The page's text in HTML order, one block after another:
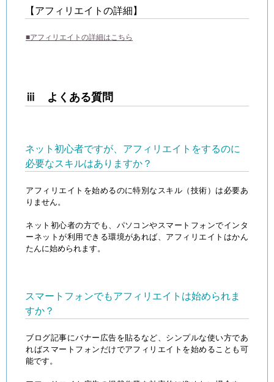
【アフィリエイトの詳細】
■アフィリエイトの詳細はこちら
ⅲ よくある質問
ネット初心者ですが、アフィリエイトをするのに
必要なスキルはありますか？
アフィリエイトを始めるのに特別なスキル（技術）は必要あ
りません。
ネット初心者の方でも、パソコンやスマートフォンでインタ
ーネットが利用できる環境があれば、アフィリエイトはかん
たんに始められます。
スマートフォンでもアフィリエイトは始められま
すか？
ブログ記事にバナー広告を貼るなど、シンプルな使い方であ
ればスマートフォンだけでアフィリエイトを始めることも可
能です。